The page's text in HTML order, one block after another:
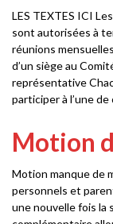
LES TEXTES ICI
sont autorisées à
réunions
d’un siège au
représentative
participer à l’une
Motion
Motion manque de
personnels et
une nouvelle fois la